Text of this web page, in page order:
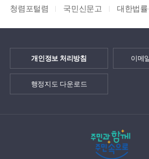
청렴포털렴 국민신문고 대한법률
개인정보 처리방침 이메
행정지도 다운로드